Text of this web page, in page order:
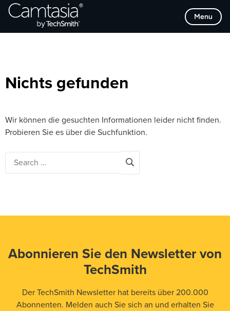
Direkt
zum
Menu
Browse Categories
Nichts gefunden
Wir können die gesuchten Informationen leider nicht finden.
Probieren Sie es über die Suchfunktion.
Abonnieren Sie den Newsletter von
TechSmith
Der TechSmith Newsletter hat bereits über 200.000
Abonnenten. Melden auch Sie sich an und erhalten Sie